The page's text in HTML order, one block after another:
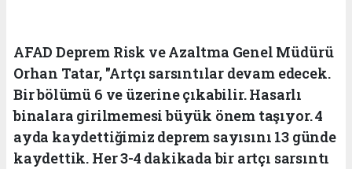
AFAD Deprem Risk ve Azaltma Genel Müdürü
Orhan Tatar, "Artçı sarsıntılar devam edecek.
Bir bölümü 6 ve üzerine çıkabilir. Hasarlı
binalara girilmemesi büyük önem taşıyor. 4
ayda kaydettiğimiz deprem sayısını 13 günde
kaydettik. Her 3-4 dakikada bir artçı sarsıntı